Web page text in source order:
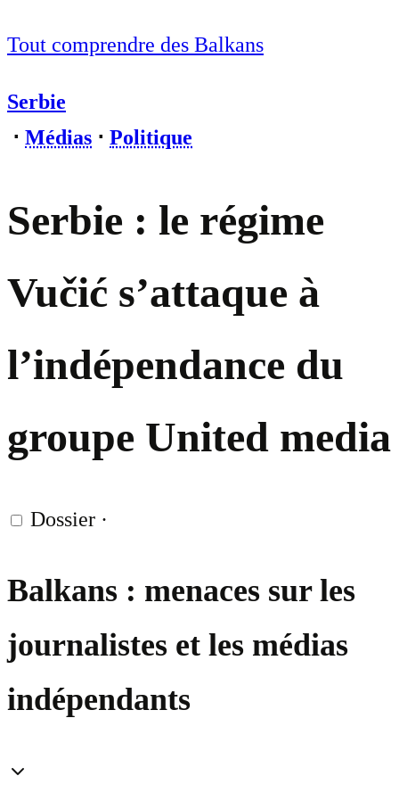
Tout comprendre des Balkans
Serbie
⋅ Médias ⋅ Politique
Serbie : le régime
Vučić s’attaque à
l’indépendance du
groupe United media
Dossier ·
Balkans : menaces sur les
journalistes et les médias
indépendants